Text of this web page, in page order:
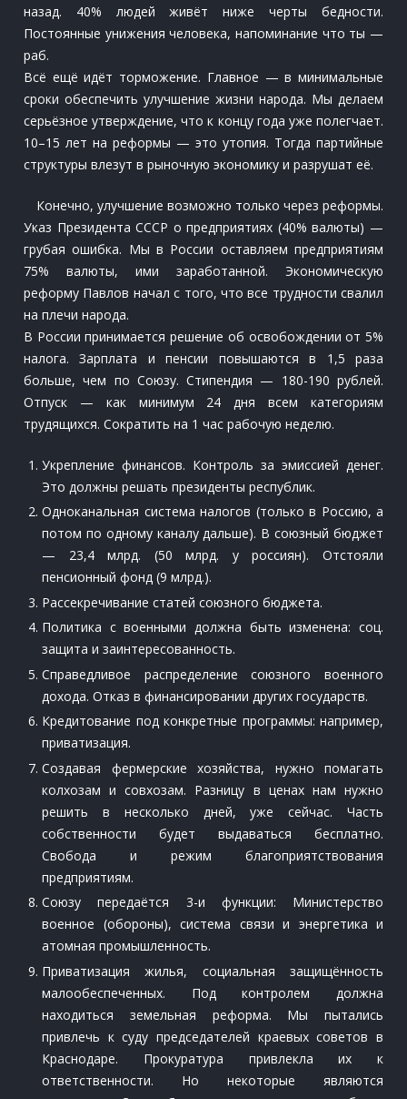
назад. 40% людей живёт ниже черты бедности.
Постоянные унижения человека, напоминание что ты —
раб.
Всё ещё идёт торможение. Главное — в минимальные
сроки обеспечить улучшение жизни народа. Мы делаем
серьёзное утверждение, что к концу года уже полегчает.
10–15 лет на реформы — это утопия. Тогда партийные
структуры влезут в рыночную экономику и разрушат её.
Конечно, улучшение возможно только через реформы.
Указ Президента СССР о предприятиях (40% валюты) —
грубая ошибка. Мы в России оставляем предприятиям
75% валюты, ими заработанной. Экономическую
реформу Павлов начал с того, что все трудности свалил
на плечи народа.
В России принимается решение об освобождении от 5%
налога. Зарплата и пенсии повышаются в 1,5 раза
больше, чем по Союзу. Стипендия — 180-190 рублей.
Отпуск — как минимум 24 дня всем категориям
трудящихся. Сократить на 1 час рабочую неделю.
Укрепление финансов. Контроль за эмиссией денег.
Это должны решать президенты республик.
Одноканальная система налогов (только в Россию, а
потом по одному каналу дальше). В союзный бюджет
— 23,4 млрд. (50 млрд. у россиян). Отстояли
пенсионный фонд (9 млрд.).
Рассекречивание статей союзного бюджета.
Политика с военными должна быть изменена: соц.
защита и заинтересованность.
Справедливое распределение союзного военного
дохода. Отказ в финансировании других государств.
Кредитование под конкретные программы: например,
приватизация.
Создавая фермерские хозяйства, нужно помагать
колхозам и совхозам. Разницу в ценах нам нужно
решить в несколько дней, уже сейчас. Часть
собственности будет выдаваться бесплатно.
Свобода и режим благоприятствования
предприятиям.
Союзу передаётся 3-и функции: Министерство
военное (обороны), система связи и энергетика и
атомная промышленность.
Приватизация жилья, социальная защищённость
малообеспеченных. Под контролем должна
находиться земельная реформа. Мы пытались
привлечь к суду председателей краевых советов в
Краснодаре. Прокуратура привлекла их к
ответственности. Но некоторые являются